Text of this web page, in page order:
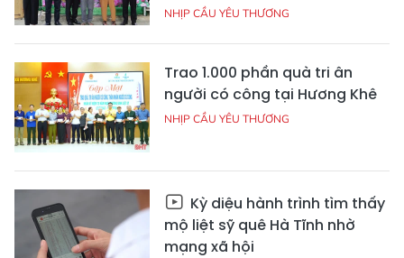
NHỊP CẦU YÊU THƯƠNG
Trao 1.000 phần quà tri ân
người có công tại Hương Khê
NHỊP CẦU YÊU THƯƠNG
Kỳ diệu hành trình tìm thấy
mộ liệt sỹ quê Hà Tĩnh nhờ
mạng xã hội